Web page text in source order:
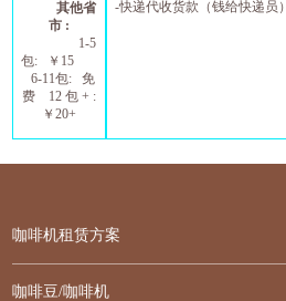
其他省
市 :
1-5
包: ￥ 15
6-11包: 免
费
12包 + :
￥20+
-快递代收货款（钱给快递员）
咖啡机租赁方案
咖啡豆/咖啡机